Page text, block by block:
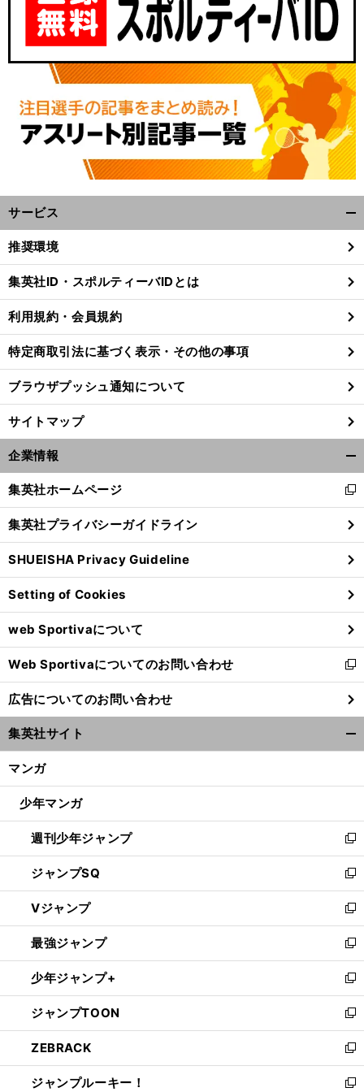
サービス
閉
る
推奨環境
集英社ID・スポルティーバIDとは
利用規約・会員規約
特定商取引法に基づく表示・その他の事項
ブラウザプッシュ通知について
サイトマップ
企業情報
閉
る
集英社ホームページ
新
し
い
ウ
ィ
ン
ド
ウ
で
開
く
集英社プライバシーガイドライン
SHUEISHA Privacy Guideline
Setting of Cookies
web Sportivaについて
Web Sportivaについてのお問い合わせ
新
し
い
ウ
ィ
ン
ウ
開
く
広告についてのお問い合わせ
集英社サイト
マンガ
少年マンガ
週刊少年ジャンプ
新
し
い
ウ
ィ
ン
ド
ウ
で
開
く
ジャンプSQ
新
し
い
ウ
ィ
ン
ド
ウ
で
開
く
Vジャンプ
新
し
い
ウ
ィ
ン
ド
ウ
で
開
く
最強ジャンプ
新
し
い
ウ
ィ
ン
ド
ウ
で
少年ジャンプ+
新
し
い
ウ
ィ
ン
ド
ジャンプTOON
新
し
い
ウ
ィ
ZEBRACK
新
し
い
ジャンプルーキー！
新